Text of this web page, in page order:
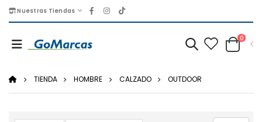
Nuestras Tiendas
0
TIENDA HOMBRE CALZADO OUTDOOR